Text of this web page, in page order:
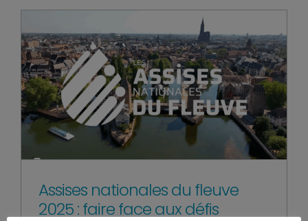
Assises nationales du fleuve
2025 : faire face aux défis